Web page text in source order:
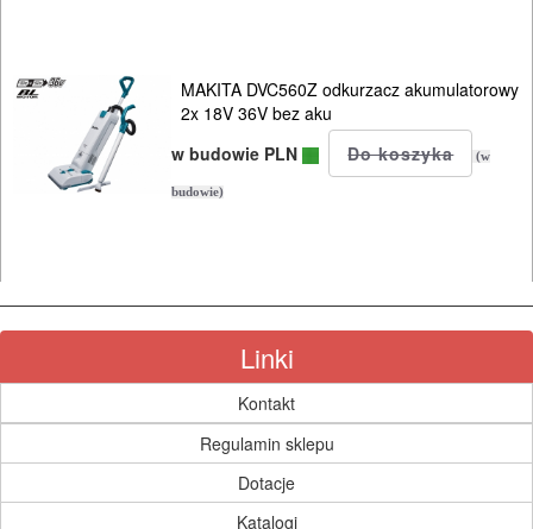
MAKITA DVC560Z odkurzacz akumulatorowy
2x 18V 36V bez aku
w budowie PLN
(w
budowie)
Linki
Kontakt
Regulamin sklepu
Dotacje
Katalogi